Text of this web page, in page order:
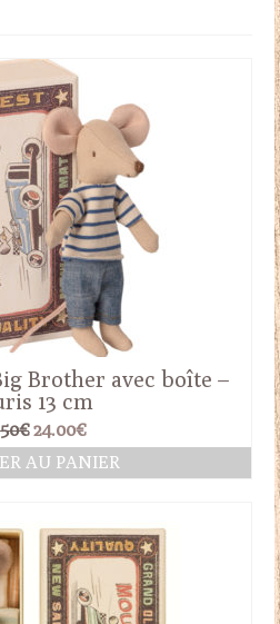
Brother avec boîte –
13 cm
€ Le
prix
initial
24.00€Le
prix
actuel
AU PANIER